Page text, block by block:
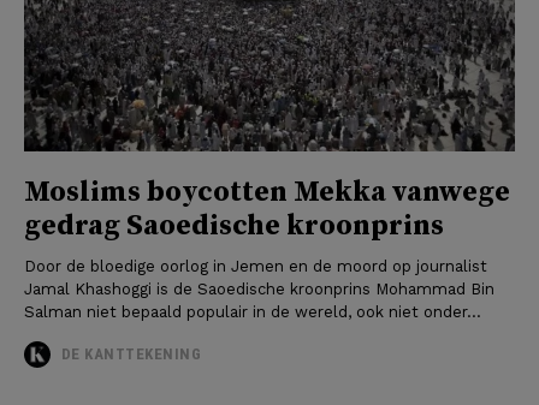
Moslims boycotten Mekka vanwege
gedrag Saoedische kroonprins
Door de bloedige oorlog in Jemen en de moord op journalist
Jamal Khashoggi is de Saoedische kroonprins Mohammad Bin
Salman niet bepaald populair in de wereld, ook niet onder...
DE KANTTEKENING